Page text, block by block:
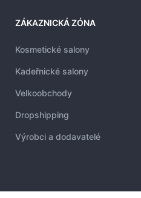
ZÁKAZNICKÁ ZÓNA
Kosmetické salony
Kadeřnické salony
Velkoobchody
Dropshipping
Výrobci a dodavatelé